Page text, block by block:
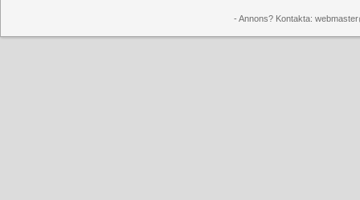
- Annons? Kontakta: